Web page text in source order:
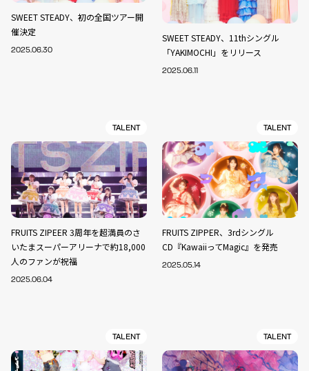
SWEET STEADY、初の全国ツアー開
催決定
2025.06.30
SWEET STEADY、11thシングル
「YAKIMOCHI」をリリース
2025.06.11
TALENT
FRUITS ZIPEER 3周年を超満員のさ
いたまスーパーアリーナで約18,000
人のファンが祝福
2025.06.04
TALENT
FRUITS ZIPPER、3rdシングル
CD『KawaiiってMagic』を発売
2025.05.14
TALENT TALENT